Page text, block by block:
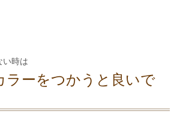
い時は
ラーをつかうと良いで